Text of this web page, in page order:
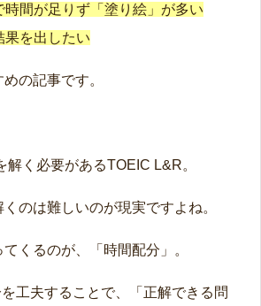
時間が足りず「塗り絵」が多い
果を出したい
の記事です。
解く必要があるTOEIC L&R。
のは難しいのが現実ですよね。
くるのが、「時間配分」。
工夫することで、「正解できる問